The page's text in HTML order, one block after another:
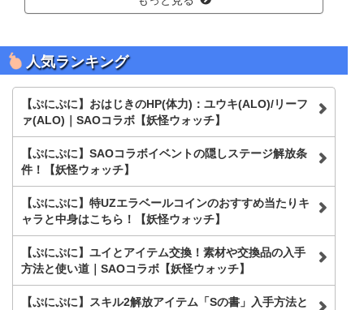
人気ランキング
【ぷにぷに】おはじきのHP(体力)：ユウキ(ALO)/リーフ
ァ(ALO)｜SAOコラボ【妖怪ウォッチ】
【ぷにぷに】SAOコラボイベントの隠しステージ解放条
件！【妖怪ウォッチ】
【ぷにぷに】特UZエラベールコインのおすすめ当たりキ
ャラと中身はこちら！【妖怪ウォッチ】
【ぷにぷに】ユイとアイテム交換！素材や交換品の入手
方法と使い道｜SAOコラボ【妖怪ウォッチ】
【ぷにぷに】スキル2解放アイテム「Sの書」入手方法と